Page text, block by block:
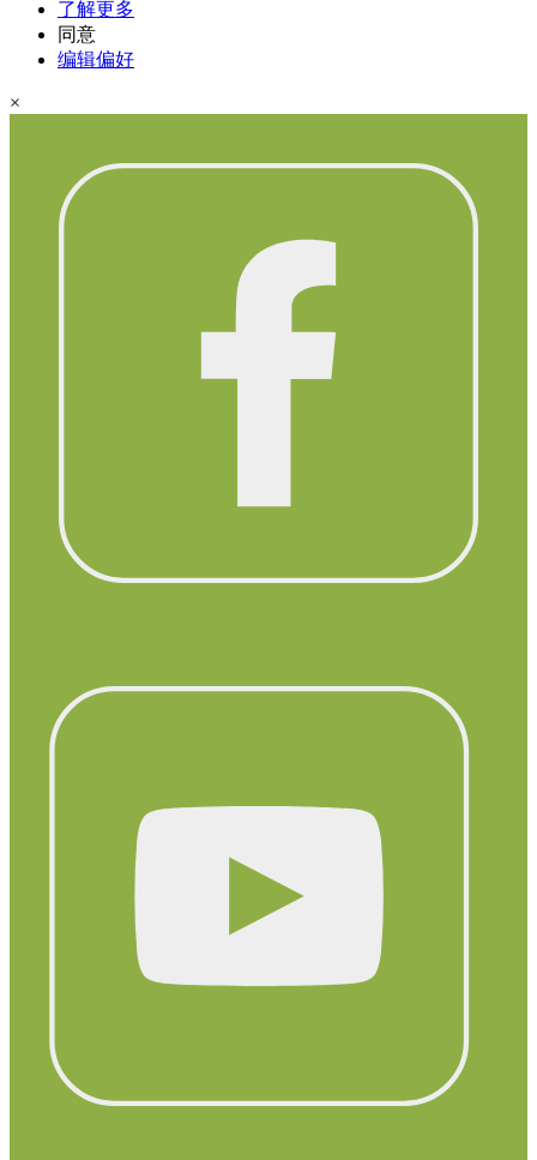
了解更多
同意
编辑偏好
×